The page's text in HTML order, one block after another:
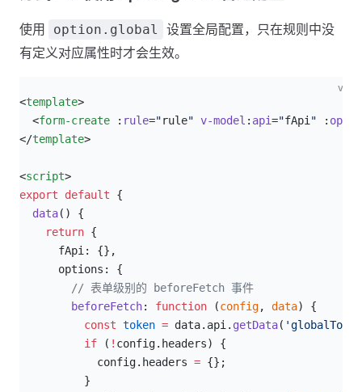
使用 option.global
设置全局配置，只在规则中没
有定义对应属性时才会生效。
vue
<template>
  <
form-create : rule="rule" v-model : api="fApi " :
</template>
<script>
export default {
  data
() {
    return
{
      fApi: {},
      options: {
        // 表单级别的 beforeFetch 事件
        beforeFetch
: function (config, data) {
          const
token = data.api. getData(
          if
( ! config.headers) {
            config.headers
= {};
          }